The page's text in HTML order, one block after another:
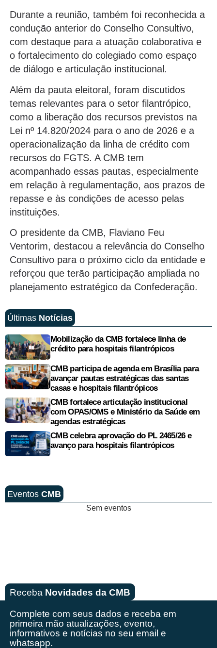
Durante a reunião, também foi reconhecida a
condução anterior do Conselho Consultivo,
com destaque para a atuação colaborativa e
o fortalecimento do colegiado como espaço
de diálogo e articulação institucional.
Além da pauta eleitoral, foram discutidos
temas relevantes para o setor filantrópico,
como a liberação dos recursos previstos na
Lei nº 14.820/2024 para o ano de 2026 e a
operacionalização da linha de crédito com
recursos do FGTS. A CMB tem
acompanhado essas pautas, especialmente
em relação à regulamentação, aos prazos de
repasse e às condições de acesso pelas
instituições.
O presidente da CMB, Flaviano Feu
Ventorim, destacou a relevância do Conselho
Consultivo para o próximo ciclo da entidade e
reforçou que terão participação ampliada no
planejamento estratégico da Confederação.
Últimas Notícias
Mobilização da CMB fortalece linha de
crédito para hospitais filantrópicos
CMB participa de agenda em Brasília para
avançar pautas estratégicas das santas
casas e hospitais filantrópicos
CMB fortalece articulação institucional
com OPAS/OMS e Ministério da Saúde em
agendas estratégicas
CMB celebra aprovação do PL 2465/26 e
avanço para hospitais filantrópicos
Eventos CMB
Sem eventos
Receba Novidades da CMB
Complete com seus dados e receba em
primeira mão atualizações, evento,
informativos e notícias no seu email e
whatsapp.